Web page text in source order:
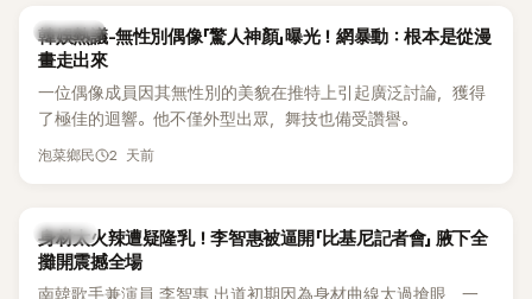
形容整場演出「就像一場豪華KTV」。
熱議討論
韓娛熱議-無性別偶像「驚人神顏」曝光！網暴動：根本是從漫
畫走出來
一位偶像成員因其無性別的美貌在推特上引起廣泛討論，獲得
了極佳的迴響。他不僅外型出眾，舞技也備受讚譽。
泡菜鄉民 2 天前
K-POP
身材太火辣遭疑隆乳！李智惠被逼開「比基尼記者會」 腋下全
攤開震撼全場
南韓歌手兼演員 李智惠 出道初期因為身材曲線太過搶眼，一